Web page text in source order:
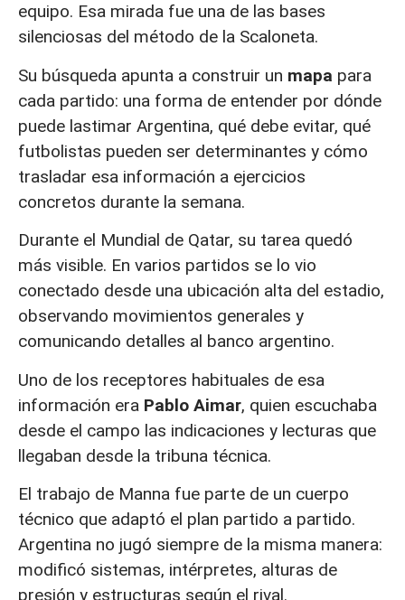
equipo. Esa mirada fue una de las bases
silenciosas del método de la Scaloneta.
Su búsqueda apunta a construir un mapa para
cada partido: una forma de entender por dónde
puede lastimar Argentina, qué debe evitar, qué
futbolistas pueden ser determinantes y cómo
trasladar esa información a ejercicios
concretos durante la semana.
Durante el Mundial de Qatar, su tarea quedó
más visible. En varios partidos se lo vio
conectado desde una ubicación alta del estadio,
observando movimientos generales y
comunicando detalles al banco argentino.
Uno de los receptores habituales de esa
información era Pablo Aimar, quien escuchaba
desde el campo las indicaciones y lecturas que
llegaban desde la tribuna técnica.
El trabajo de Manna fue parte de un cuerpo
técnico que adaptó el plan partido a partido.
Argentina no jugó siempre de la misma manera:
modificó sistemas, intérpretes, alturas de
presión y estructuras según el rival.